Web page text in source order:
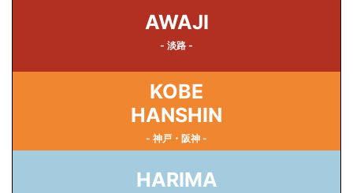
AWAJI
- 淡路 -
KOBE
HANSHIN
- 神戸・阪神 -
HARIMA